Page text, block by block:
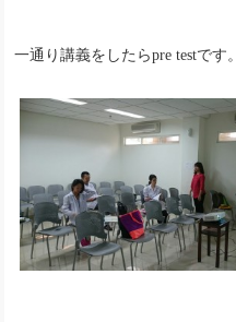
一通り講義をしたらpre testです。